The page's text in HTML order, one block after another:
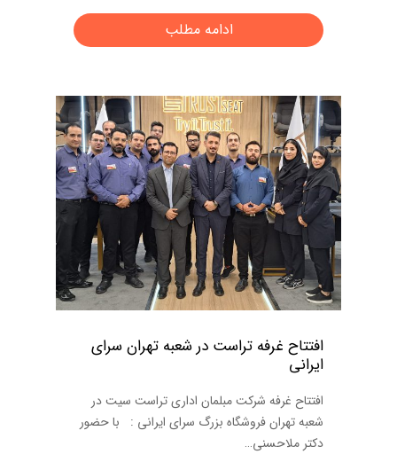
ادامه مطلب
افتتاح غرفه تراست در شعبه تهران سرای
ایرانی
افتتاح غرفه شرکت مبلمان اداری تراست سیت در
شعبه تهران فروشگاه بزرگ سرای ایرانی : با حضور
دکتر ملاحسنی…